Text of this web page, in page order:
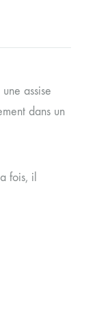
assise
dans un
fois, il